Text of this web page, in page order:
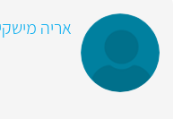
אריה